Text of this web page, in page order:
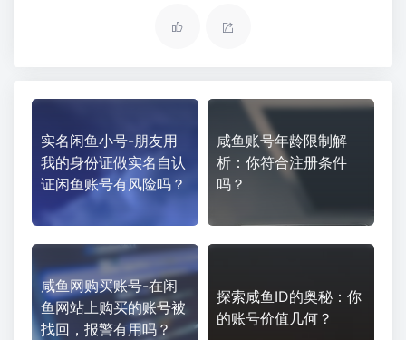
实名闲鱼小号-朋友用
我的身份证做实名自认
证闲鱼账号有风险吗？
咸鱼账号年龄限制解
析：你符合注册条件
吗？
咸鱼网购买账号-在闲
鱼网站上购买的账号被
找回，报警有用吗？
探索咸鱼ID的奥秘：你
的账号价值几何？